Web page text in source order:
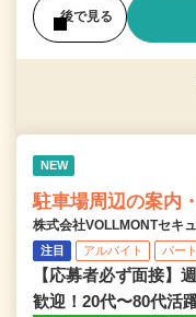
後で見る
NEW
駐車場周辺の案内
株式会社VOLLMONTセキ
注目 アルバイト パート
【応募者必ず面接】
歓迎！20代〜80代活